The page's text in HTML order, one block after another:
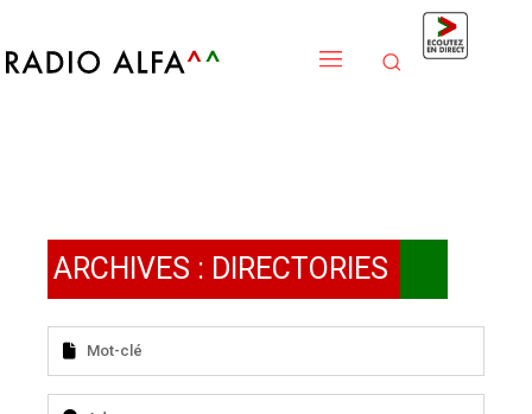
ARCHIVES : DIRECTORIES